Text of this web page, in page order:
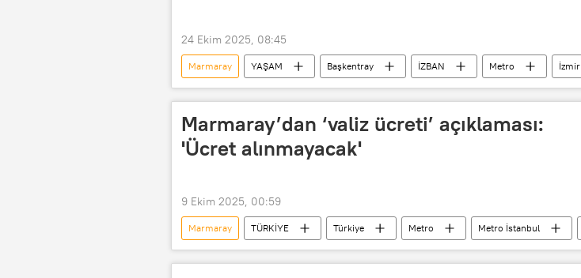
24 Ekim 2025, 08:45
Marmaray YAŞAM Başkentray İZBAN Metro
İzmir
İstanbul
Marmaray’dan ‘valiz ücreti’ açıklaması:
'Ücret alınmayacak'
9 Ekim 2025, 00:59
Marmaray TÜRKİYE Türkiye Metro Metro İstanbul
Metro İstanbul AŞ
valiz